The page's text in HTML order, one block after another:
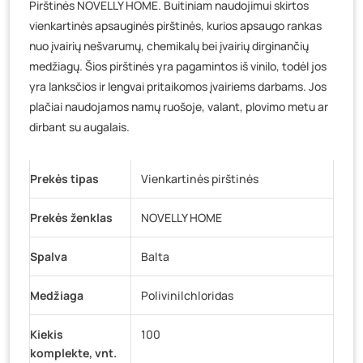
Baravykų g. 1, Druskininkai- 0 vienetų
Vilniaus g. 89D, Ukmergė- 0 vienetų
K. Donelaičio g. 17, Rokiškis
- 0 vienetų
Šaltupės g. 64, Zarasai- 0 vienetų
Pirštinės NOVELLY HOME. Buitiniam naudojimui skirtos
vienkartinės apsauginės pirštinės, kurios apsaugo rankas
nuo įvairių nešvarumų, chemikalų bei įvairių dirginančių
medžiagų. Šios pirštinės yra pagamintos iš vinilo, todėl jos
yra lanksčios ir lengvai pritaikomos įvairiems darbams. Jos
plačiai naudojamos namų ruošoje, valant, plovimo metu ar
dirbant su augalais.
Prekės tipas Vienkartinės pirštinės
Prekės ženklas NOVELLY HOME
Spalva Balta
Medžiaga Polivinilchloridas
Kiekis
komplekte, vnt.
100